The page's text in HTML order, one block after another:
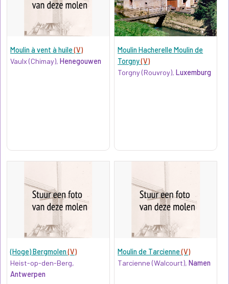
Moulin à vent à huile(V)
Vaulx (Chimay), Henegouwen
Moulin Hacherelle Moulin de
Torgny(V)
Torgny (Rouvroy),Luxemburg
(Hoge) Bergmolen(V)
Heist-op-den-Berg,
Antwerpen
Moulin de Tarcienne(V)
Tarcienne (Walcourt),Namen